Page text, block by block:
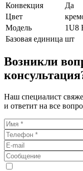
Конвекция
Да
Цвет
Модель
1U8
Базовая единица шт
Возникли
Наш специалист
и ответит на все